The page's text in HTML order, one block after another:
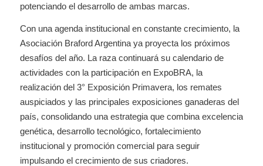
potenciando el desarrollo de ambas marcas.
Con una agenda institucional en constante crecimiento, la
Asociación Braford Argentina ya proyecta los próximos
desafíos del año. La raza continuará su calendario de
actividades con la participación en ExpoBRA, la
realización del 3° Exposición Primavera, los remates
auspiciados y las principales exposiciones ganaderas del
país, consolidando una estrategia que combina excelencia
genética, desarrollo tecnológico, fortalecimiento
institucional y promoción comercial para seguir
impulsando el crecimiento de sus criadores.